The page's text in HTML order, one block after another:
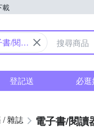
載
中心
書/閱讀
登記送 必
/ 雜誌 電子書/閱讀